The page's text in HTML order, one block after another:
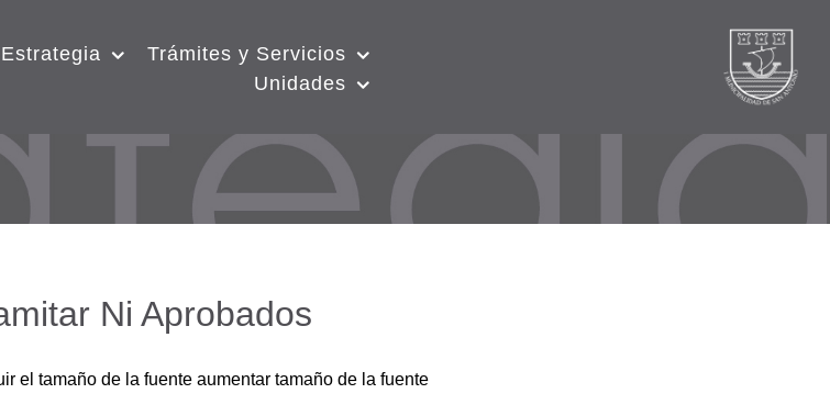
Estrategia
Trámites y Servicios
Unidades
Ni Aprobados
el tamaño de la fuente aumentar tamaño de la fuente